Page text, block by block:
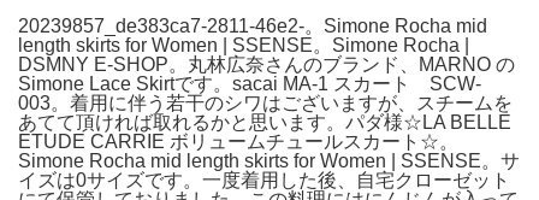
20239857_de383ca7-2811-46e2-。Simone Rocha mid
length skirts for Women | SSENSE。Simone Rocha |
DSMNY E-SHOP。丸林広奈さんのブランド、MARNO の
Simone Lace Skirtです。sacai MA-1 スカート SCW-
003。着用に伴う若干のシワはございますが、スチームを
あてて頂ければ取れるかと思います。パダ様☆LA BELLE
ETUDE CARRIE ボリュームチュールスカート☆。
Simone Rocha mid length skirts for Women | SSENSE。サ
イズは0サイズです。一度着用した後、自宅クローゼット